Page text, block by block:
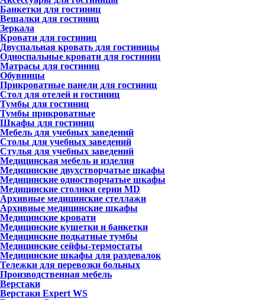
Банкетки для гостиниц
Вешалки для гостиниц
Зеркала
Кровати для гостиниц
Двуспальная кровать для гостиницы
Односпальные кровати для гостиниц
Матрасы для гостиниц
Обувницы
Прикроватные панели для гостиниц
Стол для отелей и гостиниц
Тумбы для гостиниц
Тумбы прикроватные
Шкафы для гостиниц
Мебель для учебных заведений
Столы для учебных заведений
Стулья для учебных заведений
Медицинская мебель и изделия
Медицинские двухстворчатые шкафы
Медицинские одностворчатые шкафы
Медицинские столики серии MD
Архивные медицинские стеллажи
Архивные медицинские шкафы
Медицинские кровати
Медицинские кушетки и банкетки
Медицинские подкатные тумбы
Медицинские сейфы-термостаты
Медицинские шкафы для раздевалок
Тележки для перевозки больных
Производственная мебель
Верстаки
Верстаки Expert WS